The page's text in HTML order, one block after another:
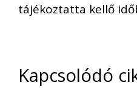
tájékoztatta kellő
Kapcsolódó